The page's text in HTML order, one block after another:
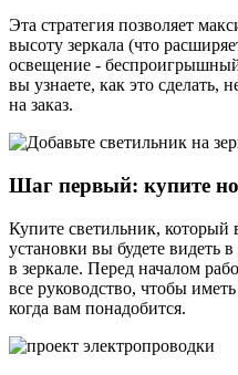
Эта стратегия позволяет
высоту зеркала (что
освещение -
вы узнаете, как это сделать,
на заказ.
Шаг первый: купите
Купите светильник, который
установки вы будете видеть
в зеркале. Перед началом
все руководство, чтобы
когда вам понадобится.